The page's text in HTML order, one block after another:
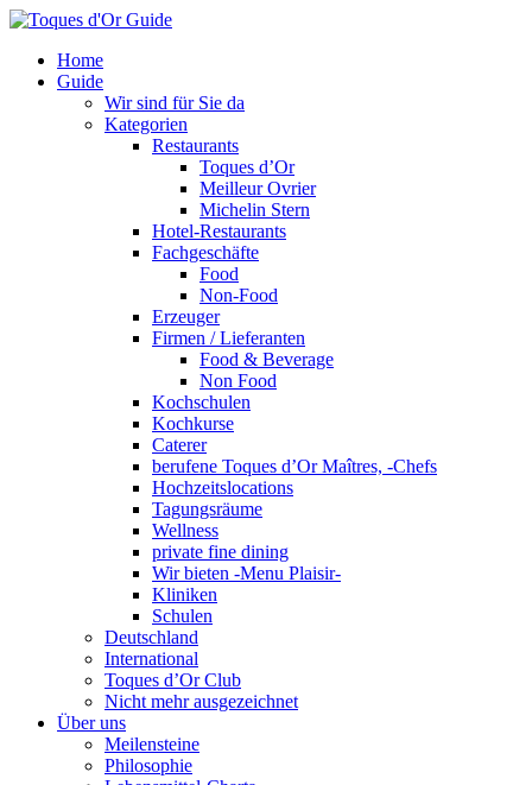
Home
Guide
Wir sind für Sie da
Kategorien
Restaurants
Toques d’Or
Meilleur Ovrier
Michelin Stern
Hotel-Restaurants
Fachgeschäfte
Food
Non-Food
Erzeuger
Firmen / Lieferanten
Food & Beverage
Non Food
Kochschulen
Kochkurse
Caterer
berufene Toques d’Or Maîtres, -Chefs
Hochzeitslocations
Tagungsräume
Wellness
private fine dining
Wir bieten -Menu Plaisir-
Kliniken
Schulen
Deutschland
International
Toques d’Or Club
Nicht mehr ausgezeichnet
Über uns
Meilensteine
Philosophie